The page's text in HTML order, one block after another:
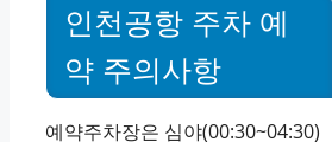
인천공항 주차 예
약 주의사항
예약주차장은 심야(00:30~04:30)